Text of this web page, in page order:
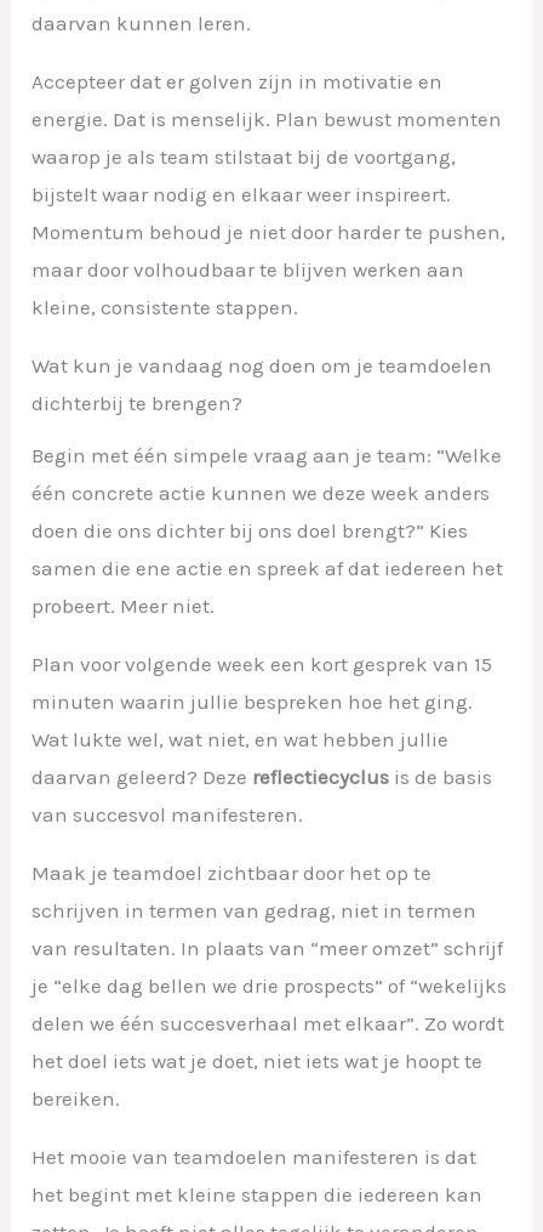
daarvan kunnen leren.
Accepteer dat er golven zijn in motivatie en
energie. Dat is menselijk. Plan bewust momenten
waarop je als team stilstaat bij de voortgang,
bijstelt waar nodig en elkaar weer inspireert.
Momentum behoud je niet door harder te pushen,
maar door volhoudbaar te blijven werken aan
kleine, consistente stappen.
Wat kun je vandaag nog doen om je teamdoelen
dichterbij te brengen?
Begin met één simpele vraag aan je team: “Welke
één concrete actie kunnen we deze week anders
doen die ons dichter bij ons doel brengt?” Kies
samen die ene actie en spreek af dat iedereen het
probeert. Meer niet.
Plan voor volgende week een kort gesprek van 15
minuten waarin jullie bespreken hoe het ging.
Wat lukte wel, wat niet, en wat hebben jullie
daarvan geleerd? Deze reflectiecyclus is de basis
van succesvol manifesteren.
Maak je teamdoel zichtbaar door het op te
schrijven in termen van gedrag, niet in termen
van resultaten. In plaats van “meer omzet” schrijf
je “elke dag bellen we drie prospects” of “wekelijks
delen we één succesverhaal met elkaar”. Zo wordt
het doel iets wat je doet, niet iets wat je hoopt te
bereiken.
Het mooie van teamdoelen manifesteren is dat
het begint met kleine stappen die iedereen kan